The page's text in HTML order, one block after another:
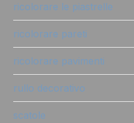
ricolorare le piastrelle
ricolorare pareti
ricolorare pavimenti
rullo decorativo
scatole